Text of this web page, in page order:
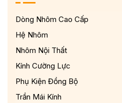
Dòng Nhôm Cao Cấp
Hệ Nhôm
Nhôm Nội Thất
Kính Cường Lực
Phụ Kiện Đồng Bộ
Trần Mái Kính